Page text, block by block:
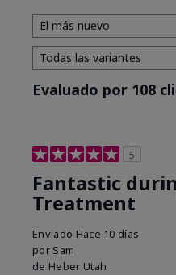
Evaluado por 108
5
Fantastic
Treatment
Enviado Hace 10 días
por Sam
de Heber Utah